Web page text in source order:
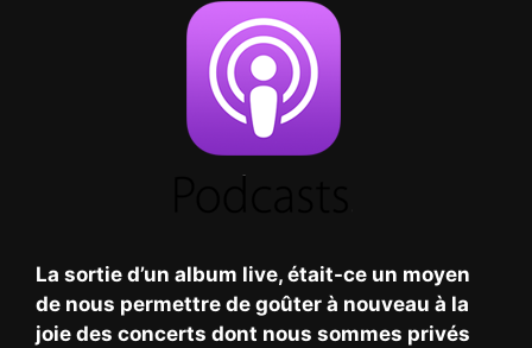
La sortie d’un album live, était-ce un moyen
de nous permettre de goûter à nouveau à la
joie des concerts dont nous sommes privés